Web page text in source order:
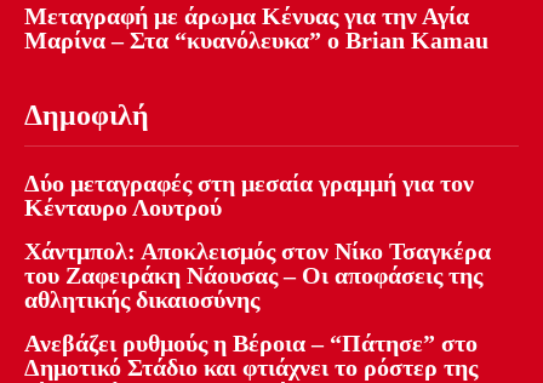
Μεταγραφή με άρωμα Κένυας για την Αγία
Μαρίνα – Στα “κυανόλευκα” ο Brian Kamau
Δημοφιλή
Δύο μεταγραφές στη μεσαία γραμμή για τον
Κένταυρο Λουτρού
Χάντμπολ: Αποκλεισμός στον Νίκο Τσαγκέρα
του Ζαφειράκη Νάουσας – Οι αποφάσεις της
αθλητικής δικαιοσύνης
Ανεβάζει ρυθμούς η Βέροια – “Πάτησε” στο
Δημοτικό Στάδιο και φτιάχνει το ρόστερ της